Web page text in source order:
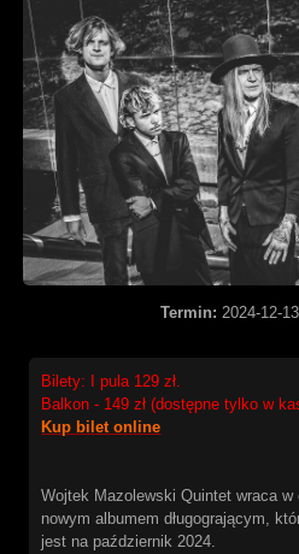
Termin: 2024-12-13
Bilety: I pula 129 zł.
Balkon - 149 zł (dostępne tylko w
Kup bilet online
Wojtek Mazolewski Quintet wraca w
nowym albumem długogrającym,
jest na październik 2024.